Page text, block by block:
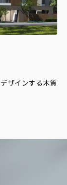
ザインする木質